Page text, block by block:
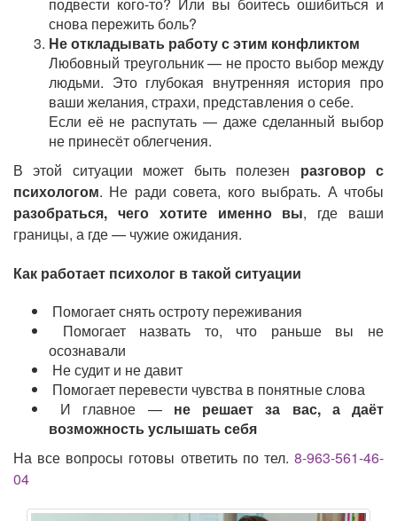
снова пережить боль?
Не откладывать работу с этим конфликтом
Любовный треугольник — не просто выбор между
людьми. Это глубокая внутренняя история про
ваши желания, страхи, представления о себе.
Если её не распутать — даже сделанный выбор
не принесёт облегчения.
В этой ситуации может быть полезен разговор с
психологом. Не ради совета, кого выбрать. А чтобы
разобраться, чего хотите именно вы, где ваши
границы, а где — чужие ожидания.
Как работает психолог в такой ситуации
Помогает снять остроту переживания
Помогает назвать то, что раньше вы не
осознавали
Не судит и не давит
Помогает перевести чувства в понятные слова
И главное — не решает за вас, а даёт
возможность услышать себя
На все вопросы готовы ответить по тел. 8-963-561-46-
04